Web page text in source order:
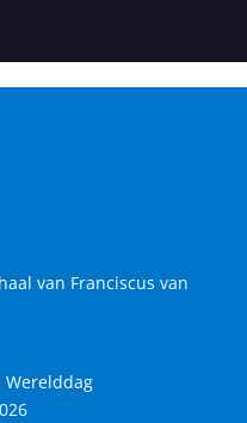
van Franciscus van
Werelddag